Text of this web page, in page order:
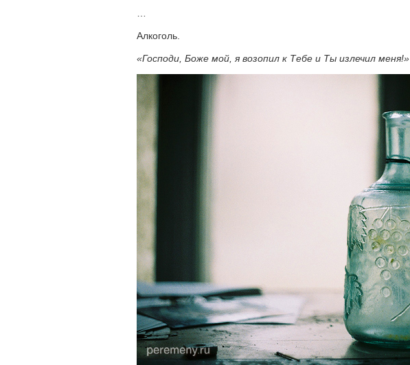
…
Алкоголь.
«Господи, Боже мой, я возопил к Тебе и Ты излечил меня!»